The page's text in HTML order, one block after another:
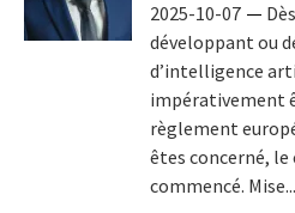
2025-10-07
développant ou
d’intelligence
impérativement
règlement
êtes concerné, le
commencé. Mise...